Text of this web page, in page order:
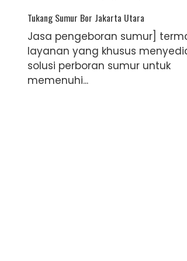
Tukang Sumur Bor Jakarta Utara
Jasa pengeboran sumur]
layanan yang khusus
solusi perboran sumur untuk
memenuhi...